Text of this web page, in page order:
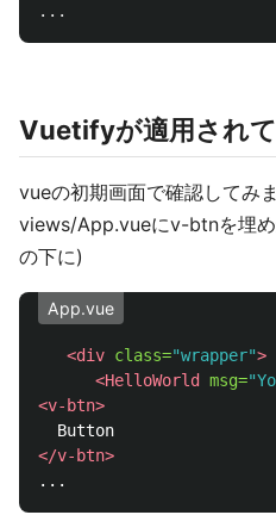
...
Vuetifyが適用され
vueの初期画面で確認してみま
views/App.vueにv-btnを埋
の下に)
App.vue
<div class="wrapper">
<HelloWorld
msg=
<v-btn>
</v-btn>